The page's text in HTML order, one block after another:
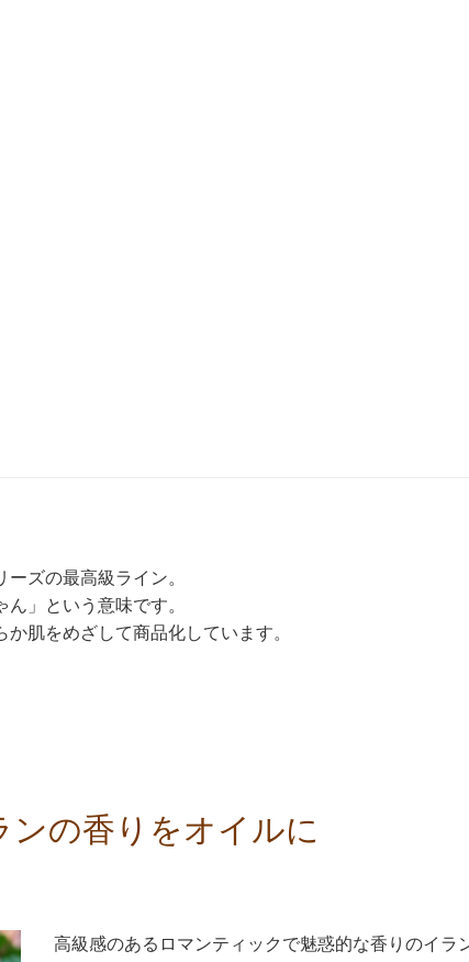
ズの最高級ライン。
」という意味です。
肌をめざして商品化しています。
の香りをオイルに
高級感のあるロマンティックで魅惑的な香りのイラ